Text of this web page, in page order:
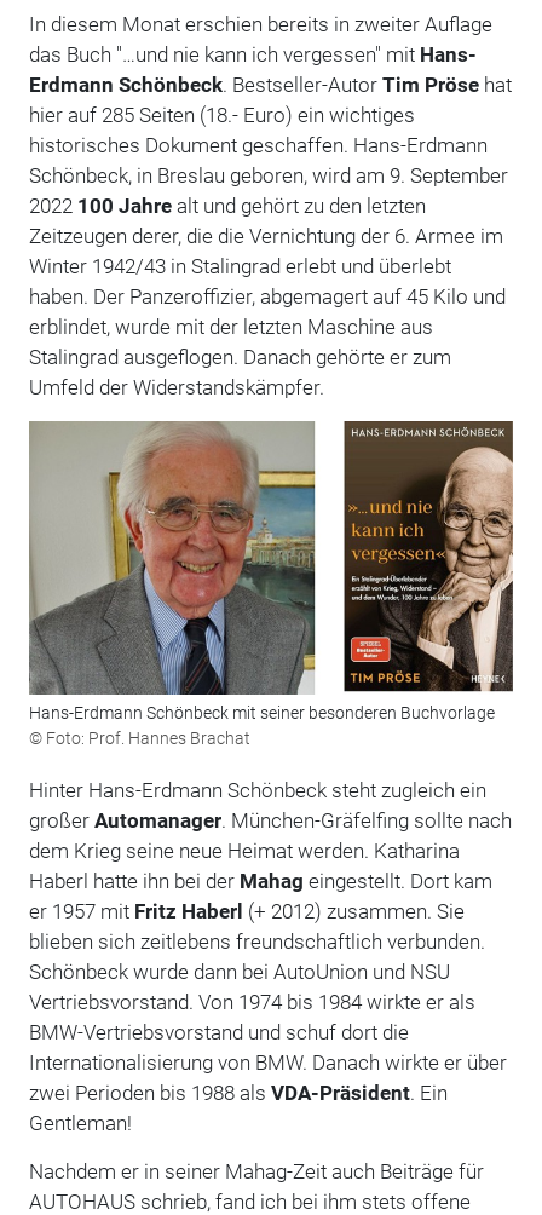
In diesem Monat erschien bereits in zweiter Auflage
das Buch "…und nie kann ich vergessen" mit Hans-
Erdmann Schönbeck. Bestseller-Autor Tim Prösehat
hier auf 285 Seiten (18.- Euro) ein wichtiges
historisches Dokument geschaffen. Hans-Erdmann
Schönbeck, in Breslau geboren, wird am 9. September
2022 100 Jahrealt und gehört zu den letzten
Zeitzeugen derer, die die Vernichtung der 6. Armee im
Winter 1942/43 in Stalingrad erlebt und überlebt
haben. Der Panzeroffizier, abgemagert auf 45 Kilo und
erblindet, wurde mit der letzten Maschine aus
Stalingrad ausgeflogen. Danach gehörte er zum
Umfeld der Widerstandskämpfer.
Hans-Erdmann Schönbeck mit seiner besonderen Buchvorlage
© Foto: Prof. Hannes Brachat
Hinter Hans-Erdmann Schönbeck steht zugleich ein
großer Automanager. München-Gräfelfing sollte nach
dem Krieg seine neue Heimat werden. Katharina
Haberl hatte ihn bei der Mahag eingestellt. Dort kam
er 1957 mit Fritz Haberl (+ 2012) zusammen. Sie
blieben sich zeitlebens freundschaftlich verbunden.
Schönbeck wurde dann bei AutoUnion und NSU
Vertriebsvorstand. Von 1974 bis 1984 wirkte er als
BMW-Vertriebsvorstand und schuf dort die
Internationalisierung von BMW. Danach wirkte er über
zwei Perioden bis 1988 als VDA-Präsident. Ein
Gentleman!
Nachdem er in seiner Mahag-Zeit auch Beiträge für
AUTOHAUS schrieb, fand ich bei ihm stets offene